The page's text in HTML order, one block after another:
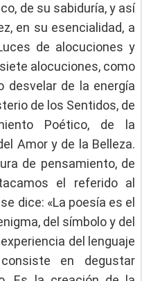
de su sabiduría, y así
en su esencialidad, a
de alocuciones y
alocuciones, como
desvelar de la energía
de los Sentidos, de
Poético, de la
Amor y de la Belleza.
de pensamiento, de
el referido al
dice: «La poesía es el
del símbolo y del
del lenguaje
en degustar